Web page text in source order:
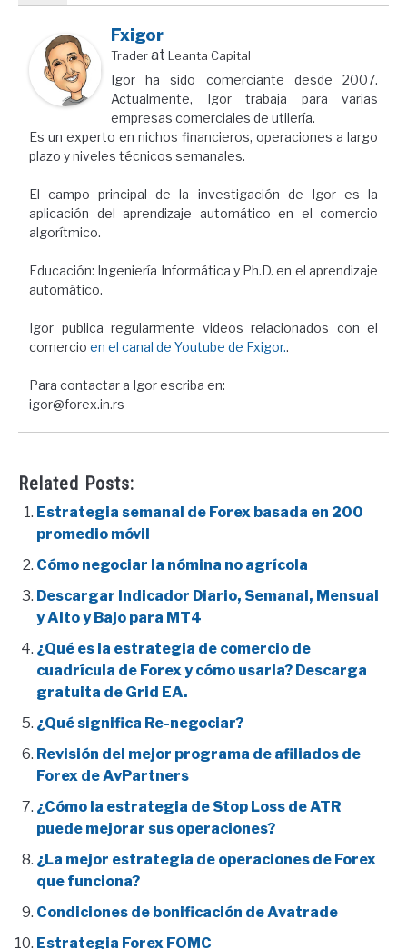
Fxigor
Traderat Leanta Capital
Igor ha sido comerciante desde 2007.
Actualmente, Igor trabaja para varias
empresas comerciales de utilería.
Es un experto en nichos financieros, operaciones a largo
plazo y niveles técnicos semanales.
El campo principal de la investigación de Igor es la
aplicación del aprendizaje automático en el comercio
algorítmico.
Educación: Ingeniería Informática y Ph.D. en el aprendizaje
automático.
Igor publica regularmente videos relacionados con el
comercio en el canal de Youtube de Fxigor..
Para contactar a Igor escriba en:
igor@forex.in.rs
Related Posts:
Estrategia semanal de Forex basada en 200
promedio móvil
Cómo negociar la nómina no agrícola
Descargar Indicador Diario, Semanal, Mensual
y Alto y Bajo para MT4
¿Qué es la estrategia de comercio de
cuadrícula de Forex y cómo usarla? Descarga
gratuita de Grid EA.
¿Qué significa Re-negociar?
Revisión del mejor programa de afiliados de
Forex de AvPartners
¿Cómo la estrategia de Stop Loss de ATR
puede mejorar sus operaciones?
¿La mejor estrategia de operaciones de Forex
que funciona?
Condiciones de bonificación de Avatrade
Estrategia Forex FOMC